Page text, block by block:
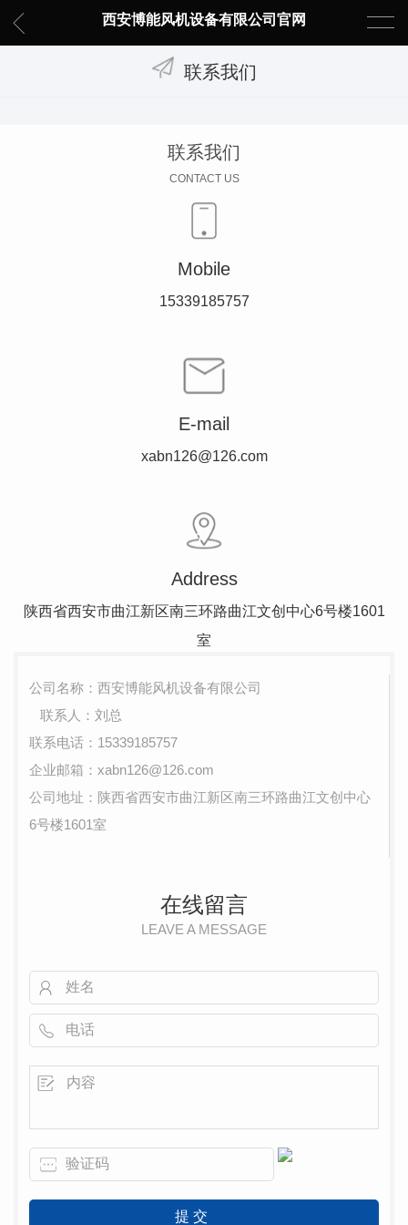
西安博能风机设备有限公司官网
联系我们
联系我们
CONTACT US
Mobile
15339185757
E-mail
xabn126@126.com
Address
陕西省西安市曲江新区南三环路曲江文创中心6号楼1601
室
公司名称：西安博能风机设备有限公司
联系人：刘总
联系电话：15339185757
企业邮箱：xabn126@126.com
公司地址：陕西省西安市曲江新区南三环路曲江文创中心
6号楼1601室
在线留言
LEAVE A MESSAGE